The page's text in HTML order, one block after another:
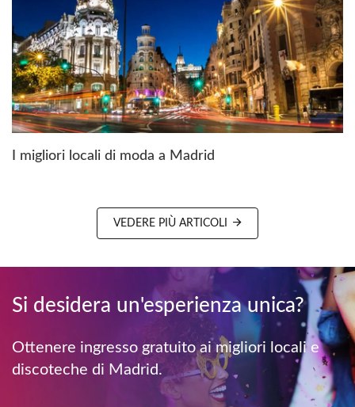
I migliori locali di moda a Madrid
VEDERE PIÙ ARTICOLI
Si desidera un'esperienza unica?
Ottenere ingresso gratuito ai migliori locali e
discoteche di Madrid.